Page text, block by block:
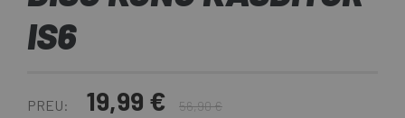
IS6
PREU: 19,99 € 56,90 €